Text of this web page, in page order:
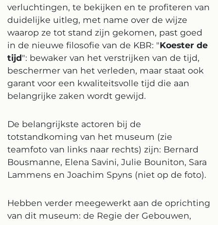
verluchtingen, te bekijken en te profiteren van
duidelijke uitleg, met name over de wijze
waarop ze tot stand zijn gekomen, past goed
in de nieuwe filosofie van de KBR: "Koester de
tijd": bewaker van het verstrijken van de tijd,
beschermer van het verleden, maar staat ook
garant voor een kwaliteitsvolle tijd die aan
belangrijke zaken wordt gewijd.
De belangrijkste actoren bij de
totstandkoming van het museum (zie
teamfoto van links naar rechts) zijn: Bernard
Bousmanne, Elena Savini, Julie Bouniton, Sara
Lammens en Joachim Spyns (niet op de foto).
Hebben verder meegewerkt aan de oprichting
van dit museum: de Regie der Gebouwen,